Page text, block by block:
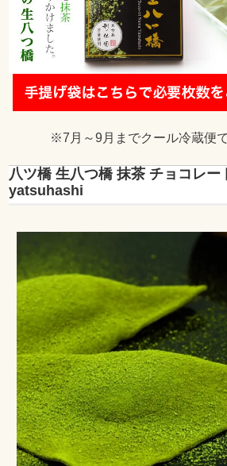
※7月～9月までクール冷蔵便
八ツ橋 生八つ橋 抹茶 チョコレー
yatsuhashi